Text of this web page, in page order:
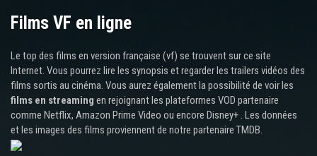
Films VF en ligne
Le top des films en version française (vf) se trouvent sur ce site
Internet. Vous pourrez lire les synopsis et regarder les trailers vidéos des
films sortis au cinéma. Vous aurez également la possibilité de voir les
films en streaming en rejoignant les plateformes VOD partenaire
comme Netflix, Amazon Prime Video ou encore Disney+ . Les données
et les images des films proviennent de notre partenaire TMDB.